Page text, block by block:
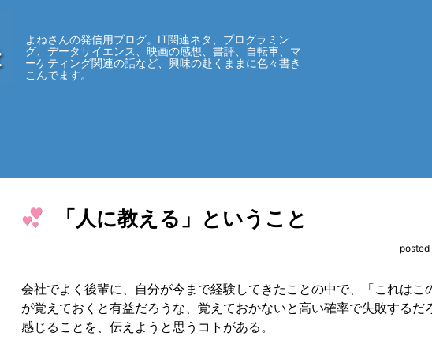
よねさんの発信用ブログ。IT関連ネタ、プログラミン
グ、データサイエンス、映画の感想、書評、自転車、マ
ーケティング関連の話など、興味の赴くままに色々書き
こんでます。
「人に教える」ということ
会社でよく後輩に、自分が今まで経験してきたことの中で、「これはこ
が覚えておくと有益だろうな、覚えておかないと高い確率で失敗するだ
感じることを、伝えようと思うコトがある。